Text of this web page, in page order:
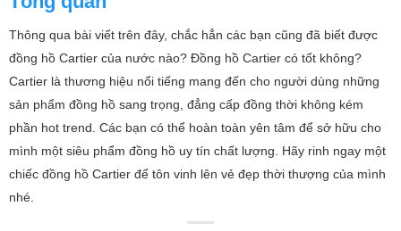
Thông qua bài viết trên đây, chắc hẳn các bạn cũng đã biết được
đồng hồ Cartier của nước nào? Đồng hồ Cartier có tốt không?
Cartier là thương hiệu nổi tiếng mang đến cho người dùng những
sản phẩm đồng hồ sang trọng, đẳng cấp đồng thời không kém
phần hot trend. Các bạn có thể hoàn toàn yên tâm để sở hữu cho
mình một siêu phẩm đồng hồ uy tín chất lượng. Hãy rinh ngay một
chiếc đồng hồ Cartier để tôn vinh lên vẻ đẹp thời thượng của mình
nhé.